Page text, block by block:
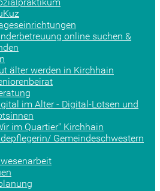
online suchen &
älter werden in Kirchhain
im Alter - Digital-Lotsen und
im Quartier" Kirchhain
Gemeindeschwestern